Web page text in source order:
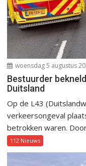
woensdag 5 augustus
Bestuurder
Duitsland
Op de L43
verkeersongeval
betrokken waren.
112 Nieuws